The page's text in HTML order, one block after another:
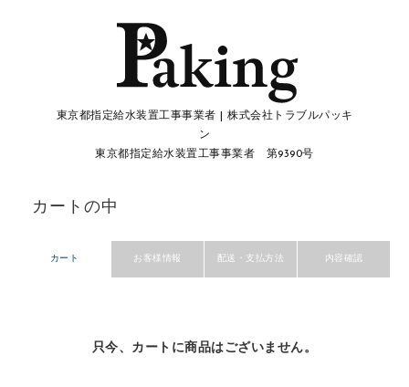
東京都指定給水装置工事事業者 | 株式会社トラブルパッキ
ン
東京都指定給水装置工事事業者 第9390号
カートの中
カート お客様情報 配送・支払方法 内容確認
只今、カートに商品はございません。